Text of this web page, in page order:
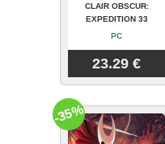
CLAIR OBSCUR:
EXPEDITION 33
PC
23.29 €
-35%